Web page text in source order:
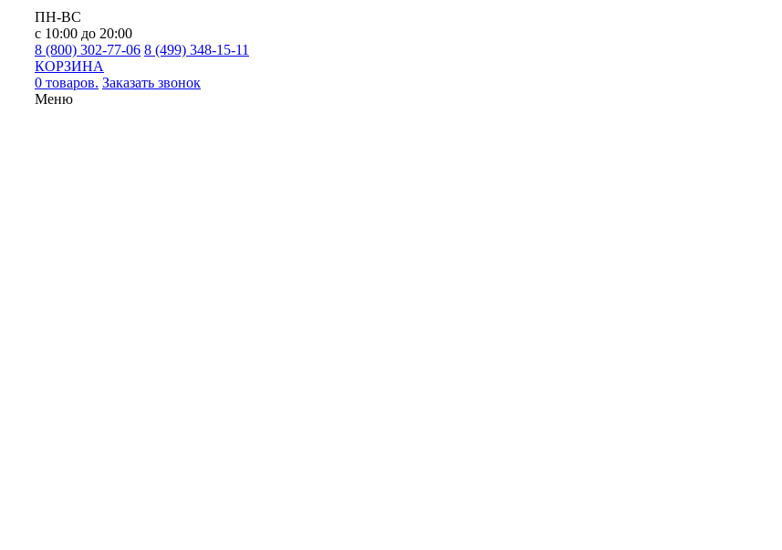
ПН-ВС
с 10:00 до 20:00
8 (800) 302-77-06 8 (499) 348-15-11
КОРЗИНА
0 товаров. Заказать звонок
Меню